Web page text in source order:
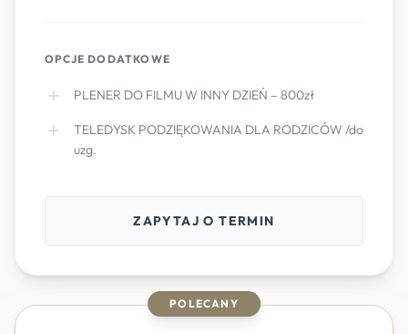
OPCJE DODATKOWE
PLENER DO FILMU W INNY DZIEŃ – 800zł
TELEDYSK PODZIĘKOWANIA DLA RODZICÓW /do
uzg.
ZAPYTAJ O TERMIN
POLECANY